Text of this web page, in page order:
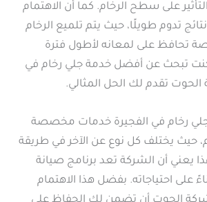
على سطح الرخام. كما أن الاهتمام
تدوم طويلًا، حيث يتم تلميع الرخام
تحافظ على لمعانه لأطول فترة
كنت تبحث عن أفضل خدمة جلي رخام في
الحوت تقدم لك الحل المثالي.
جلي رخام في الفجيرة خدمات مخصصة
حيث يختلف كل نوع عن الآخر في طريقة
يعني أن الشركة تعد برنامج صيانة
على احتياجاته. بفضل هذا الاهتمام